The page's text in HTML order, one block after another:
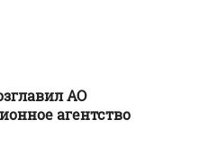
АО
агентство